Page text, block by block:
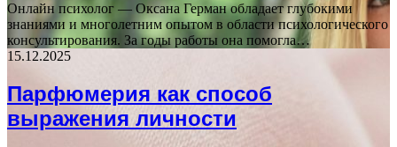
Онлайн психолог — Оксана Герман обладает глубокими
знаниями и многолетним опытом в области психологического
консультирования. За годы работы она помогла…
15.12.2025
Парфюмерия как способ
выражения личности